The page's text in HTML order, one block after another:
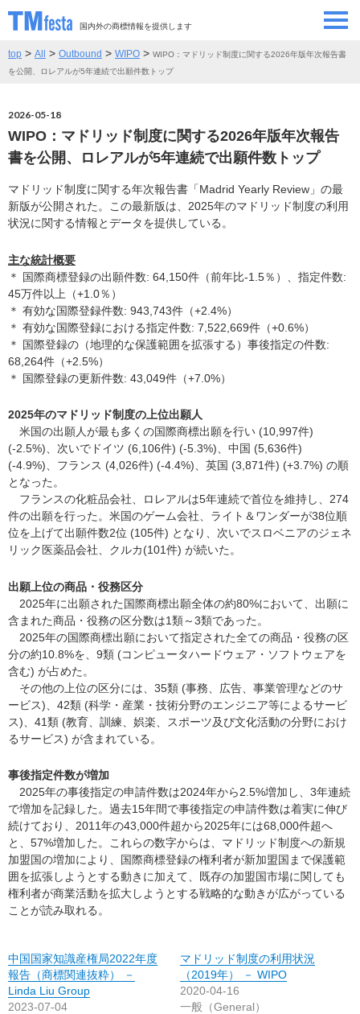
国内外の商標情報を提供します
SEMINAR/EVENT
CONTRIBUTORS 情報提供者
CONTACT お問い合わせ
top > All > Outbound > WIPO > WIPO：マドリッド制度に関する2026年版年次報告書
を公開、ロレアルが5年連続で出願件数トップ
2026-05-18
WIPO：マドリッド制度に関する2026年版年次報告
書を公開、ロレアルが5年連続で出願件数トップ
マドリッド制度に関する年次報告書「Madrid Yearly Review」の最
新版が公開された。この最新版は、2025年のマドリッド制度の利用
状況に関する情報とデータを提供している。
主な統計概要
＊ 国際商標登録の出願件数: 64,150件（前年比-1.5％）、指定件数:
45万件以上（+1.0％）
＊ 有効な国際登録件数: 943,743件（+2.4%）
＊ 有効な国際登録における指定件数: 7,522,669件（+0.6%）
＊ 国際登録の（地理的な保護範囲を拡張する）事後指定の件数:
68,264件（+2.5%）
＊ 国際登録の更新件数: 43,049件（+7.0%）
2025年のマドリッド制度の上位出願人
米国の出願人が最も多くの国際商標出願を行い (10,997件)
(-2.5%)、次いでドイツ (6,106件) (-5.3%)、中国 (5,636件)
(-4.9%)、フランス (4,026件) (-4.4%)、英国 (3,871件) (+3.7%) の順
となった。
フランスの化粧品会社、ロレアルは5年連続で首位を維持し、274
件の出願を行った。米国のゲーム会社、ライト＆ワンダーが38位順
位を上げて出願件数2位 (105件) となり、次いでスロベニアのジェネ
リック医薬品会社、クルカ(101件) が続いた。
出願上位の商品・役務区分
2025年に出願された国際商標出願全体の約80%において、出願に
含まれた商品・役務の区分数は1類～3類であった。
2025年の国際商標出願において指定された全ての商品・役務の区
分の約10.8%を、9類 (コンピュータハードウェア・ソフトウェアを
含む) が占めた。
その他の上位の区分には、35類 (事務、広告、事業管理などのサ
ービス)、42類 (科学・産業・技術分野のエンジニア等によるサービ
ス)、41類 (教育、訓練、娯楽、スポーツ及び文化活動の分野におけ
るサービス) が含まれている。
事後指定件数が増加
2025年の事後指定の申請件数は2024年から2.5%増加し、3年連続
で増加を記録した。過去15年間で事後指定の申請件数は着実に伸び
続けており、2011年の43,000件超から2025年には68,000件超へ
と、57%増加した。これらの数字からは、マドリッド制度への新規
加盟国の増加により、国際商標登録の権利者が新加盟国まで保護範
囲を拡張しようとする動きに加えて、既存の加盟国市場に関しても
権利者が商業活動を拡大しようとする戦略的な動きが広がっている
ことが読み取れる。
中国国家知識産権局2022年度
報告（商標関連抜粋） －
Linda Liu Group
2023-07-04
マドリッド制度の利用状況
（2019年） － WIPO
2020-04-16
一般（General）